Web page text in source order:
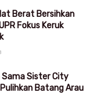
Berat Bersihkan
Fokus Keruk
Sama Sister City
Batang Arau